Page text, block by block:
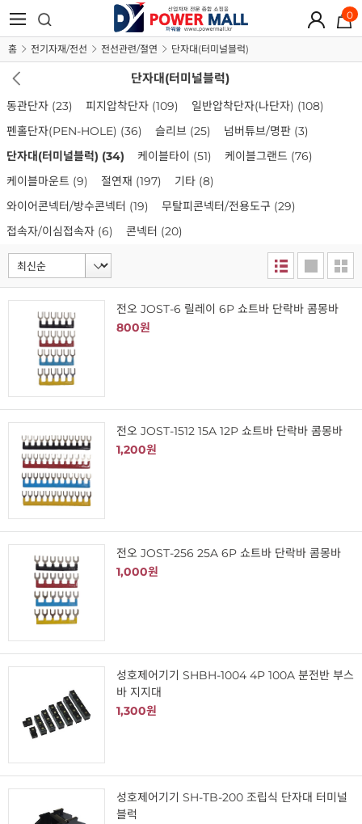
0
홈 전기자재/전선 전선관련/절연 단자대(터미널블럭)
단자대(터미널블럭)
동관단자 (23) 피지압착단자 (109) 일반압착단자(나단자) (108)
펜홀단자(PEN-HOLE) (36) 슬리브 (25) 넘버튜브/명판 (3)
단자대(터미널블럭) (34) 케이블타이 (51) 케이블그랜드 (76)
케이블마운트 (9) 절연재 (197) 기타 (8)
와이어콘넥터/방수콘넥터 (19) 무탈피콘넥터/전용도구 (29)
접속자/이심접속자 (6) 콘넥터 (20)
전오 JOST-6 릴레이 6P 쇼트바 단락바 콤몽바
800원
전오 JOST-1512 15A 12P 쇼트바 단락바 콤몽바
1,200원
전오 JOST-256 25A 6P 쇼트바 단락바 콤몽바
1,000원
성호제어기기 SHBH-1004 4P 100A 분전반 부스
바 지지대
1,300원
성호제어기기 SH-TB-200 조립식 단자대 터미널
블럭